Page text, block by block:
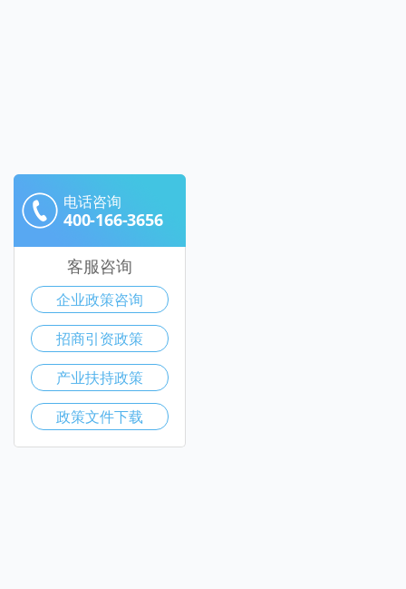
电话咨询
400-166-3656
客服咨询
企业政策咨询
招商引资政策
产业扶持政策
政策文件下载